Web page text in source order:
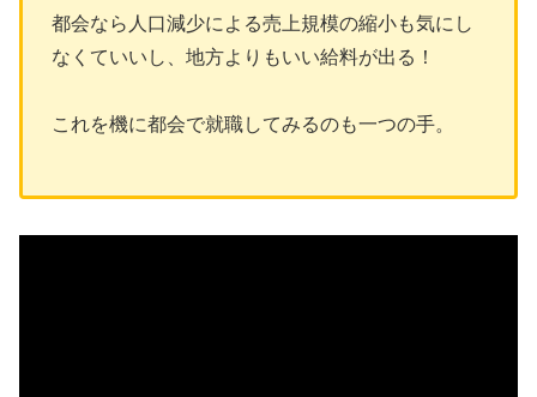
都会なら人口減少による売上規模の縮小も気にし
なくていいし、地方よりもいい給料が出る！
これを機に都会で就職してみるのも一つの手。